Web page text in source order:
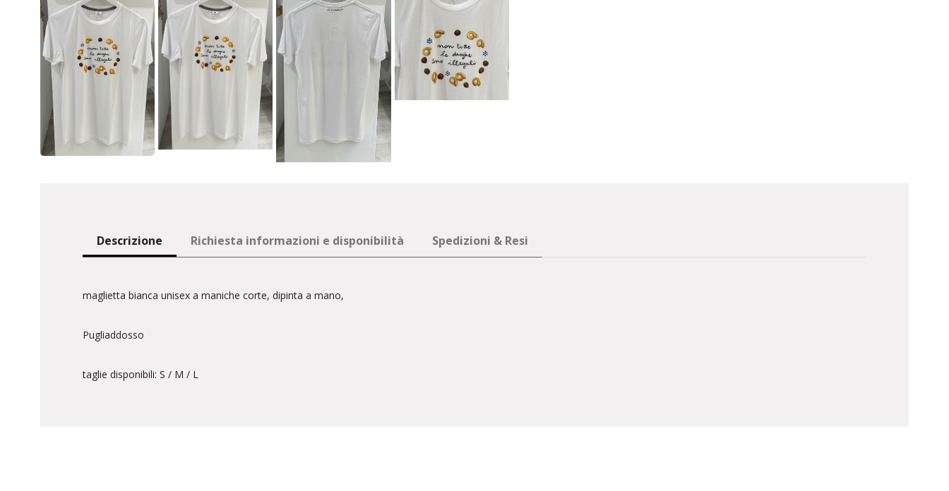
Descrizione Richiesta informazioni e disponibilità Spedizioni & Resi
maglietta bianca unisex a maniche corte, dipinta a mano,
Pugliaddosso
taglie disponibili: S / M / L